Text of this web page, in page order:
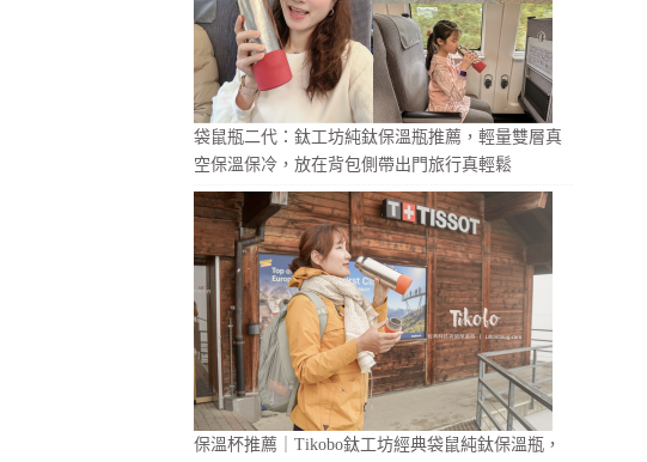
袋鼠瓶二代：鈦工坊純鈦保溫瓶推薦，輕量雙層真
空保溫保冷，放在背包側帶出門旅行真輕鬆
保溫杯推薦｜Tikobo鈦工坊經典袋鼠純鈦保溫瓶，